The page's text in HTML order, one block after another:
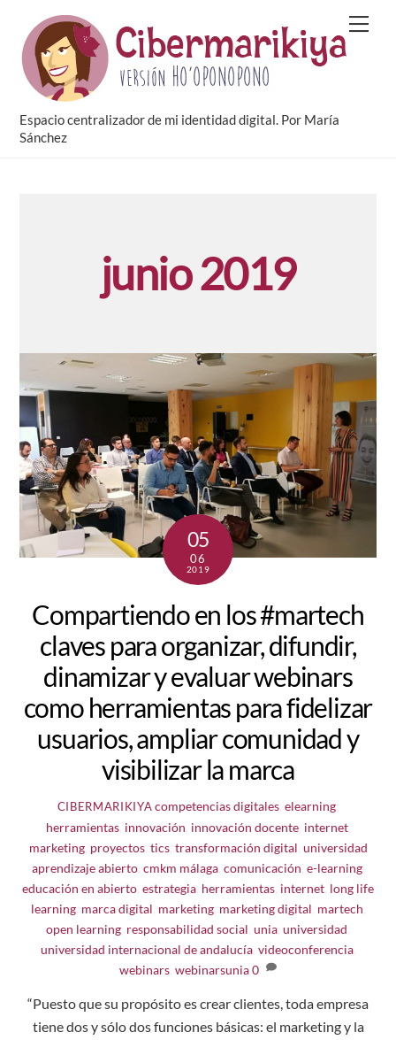
content
Espacio centralizador de mi identidad digital. Por María
Sánchez
junio 2019
05
06
2019
Compartiendo en los #martech
claves para organizar, difundir,
dinamizar y evaluar webinars
como herramientas para fidelizar
usuarios, ampliar comunidad y
visibilizar la marca
CIBERMARIKIYA competencias digitales ,elearning
herramientas, innovación innovación docente, internet,
marketing, proyectos, tics, transformación digital universidad
aprendizaje abierto, cmkm málaga, comunicación e-learning,
educación en abierto estrategia herramientas internet long life
learning, marca digital marketing, marketing digital martech
open learning responsabilidad social unia universidad
universidad internacional de andalucía, videoconferencia,
webinars ,webinarsunia0
“Puesto que su propósito es crear clientes, toda empresa
tiene dos y sólo dos funciones básicas: el marketing y la